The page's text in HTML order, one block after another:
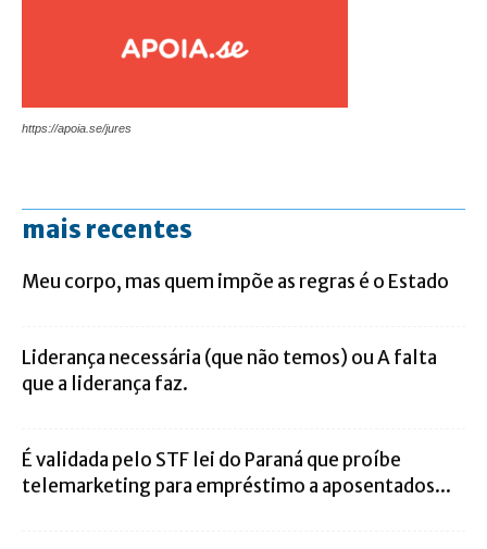
https://apoia.se/jures
mais recentes
Meu corpo, mas quem impõe as regras é o Estado
Liderança necessária (que não temos) ou A falta
que a liderança faz.
É validada pelo STF lei do Paraná que proíbe
telemarketing para empréstimo a aposentados...